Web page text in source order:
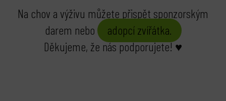
Na chov a výživu můžete přispět sponzorským
darem nebo
adopcí zvířátka.
Děkujeme, že nás podporujete! ♥